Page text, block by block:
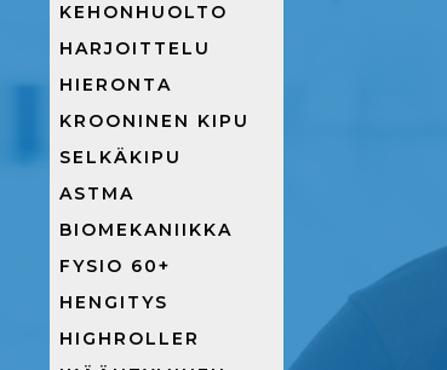
KEHONHUOLTO
HARJOITTELU
HIERONTA
KROONINEN KIPU
SELKÄKIPU
ASTMA
BIOMEKANIIKKA
FYSIO 60+
HENGITYS
HIGHROLLER